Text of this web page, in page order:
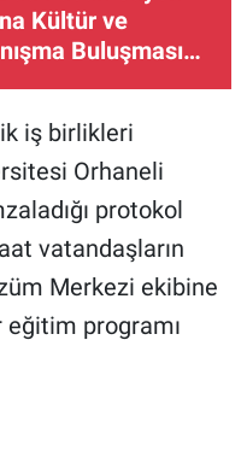
Kültür ve
Buluşması…
iş birlikleri
Orhaneli
protokol
vatandaşların
Merkezi ekibine
programı